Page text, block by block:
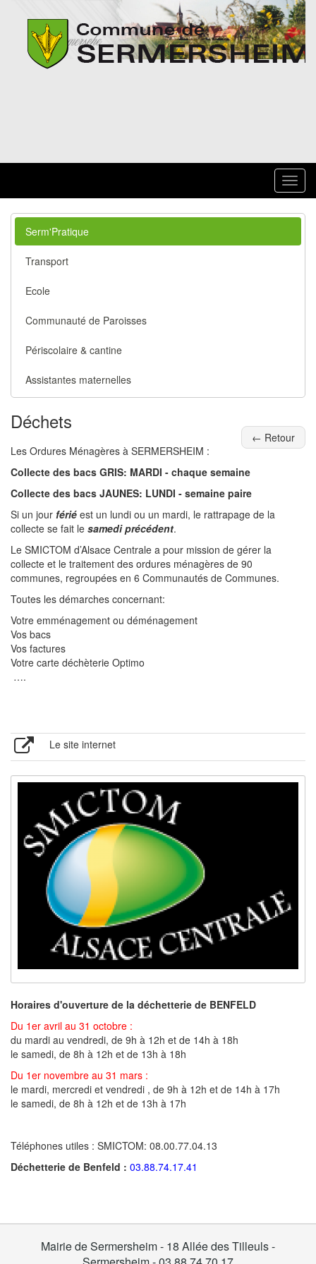
Serm'Pratique
Transport
Ecole
Communauté de Paroisses
Périscolaire & cantine
Assistantes maternelles
← Retour
Déchets
Les Ordures Ménagères à SERMERSHEIM :
Collecte des bacs GRIS: MARDI - chaque semaine
Collecte des bacs JAUNES: LUNDI - semaine paire
Si un jour férié est un lundi ou un mardi, le rattrapage de la
collecte se fait le samedi précédent.
Le SMICTOM d’Alsace Centrale a pour mission de gérer la
collecte et le traitement des ordures ménagères de 90
communes, regroupées en 6 Communautés de Communes.
Toutes les démarches concernant:
Votre emménagement ou déménagement
Vos bacs
Vos factures
Votre carte déchèterie Optimo
….
Le site internet
Horaires d'ouverture de la déchetterie de BENFELD
Du 1er avril au 31 octobre :
du mardi au vendredi, de 9h à 12h et de 14h à 18h
le samedi, de 8h à 12h et de 13h à 18h
Du 1er novembre au 31 mars :
le mardi, mercredi et vendredi , de 9h à 12h et de 14h à 17h
le samedi, de 8h à 12h et de 13h à 17h
Téléphones utiles : SMICTOM: 08.00.77.04.13
Déchetterie de Benfeld : 03.88.74.17.41
Mairie de Sermersheim - 18 Allée des Tilleuls -